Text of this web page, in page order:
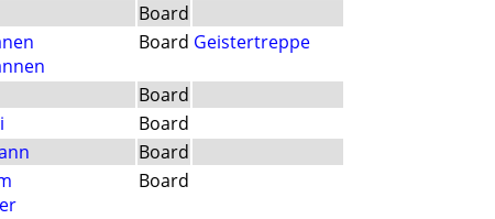
Board
Board Geistertreppe
Board
Board
Board
Board